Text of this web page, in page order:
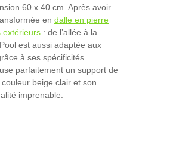
60 x 40 cm. Après avoir
en dalle en pierre
extérieurs : de l’allée à la
est aussi adaptée aux
à ses spécificités
parfaitement un support de
beige clair et son
imprenable.